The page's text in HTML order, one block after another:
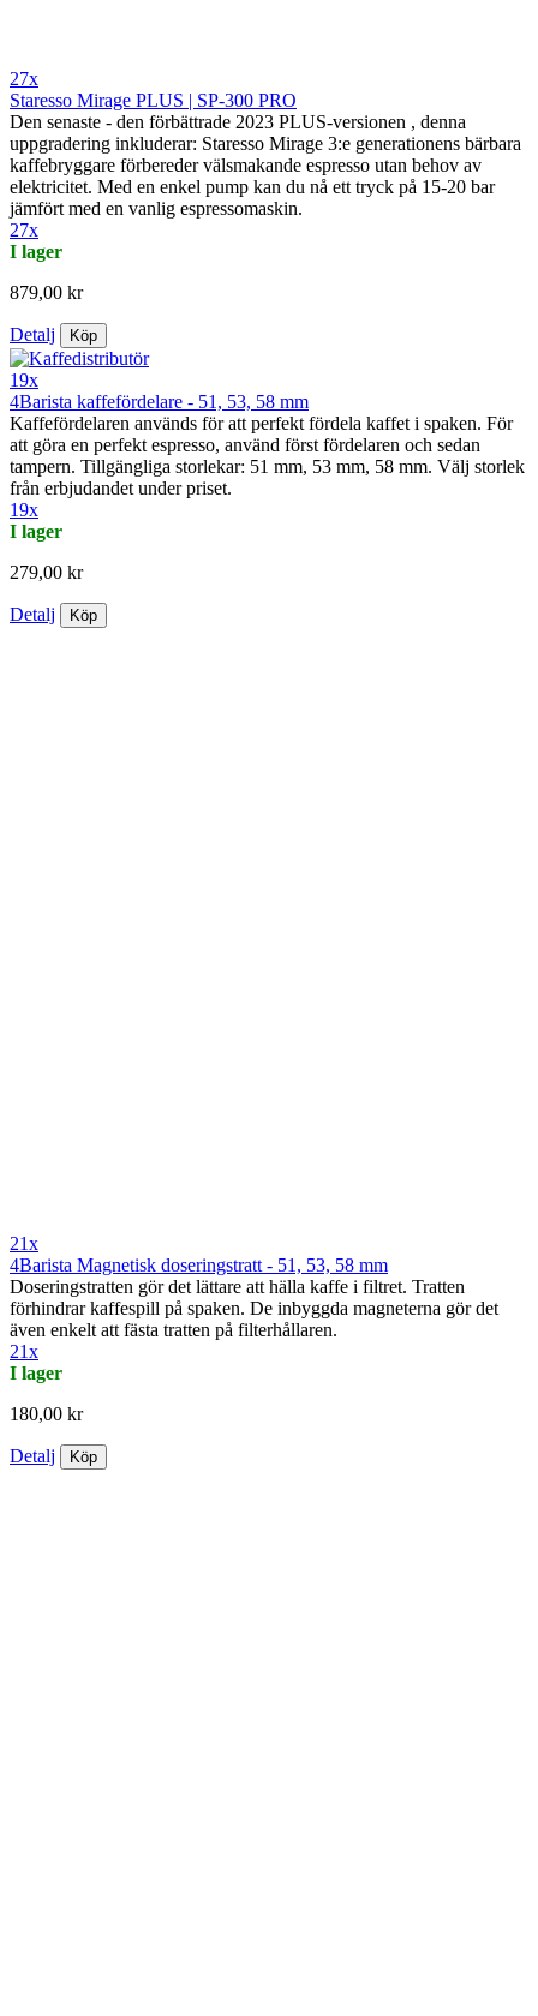
27x
Staresso Mirage PLUS | SP-300 PRO
Den senaste - den förbättrade 2023 PLUS-versionen , denna
uppgradering inkluderar: Staresso Mirage 3:e generationens bärbara
kaffebryggare förbereder välsmakande espresso utan behov av
elektricitet. Med en enkel pump kan du nå ett tryck på 15-20 bar
jämfört med en vanlig espressomaskin.
27x
I lager
879,00 kr
Detalj Köp
19x
4Barista kaffefördelare - 51, 53, 58 mm
Kaffefördelaren används för att perfekt fördela kaffet i spaken. För
att göra en perfekt espresso, använd först fördelaren och sedan
tampern. Tillgängliga storlekar: 51 mm, 53 mm, 58 mm. Välj storlek
från erbjudandet under priset.
19x
I lager
279,00 kr
Detalj Köp
21x
4Barista Magnetisk doseringstratt - 51, 53, 58 mm
Doseringstratten gör det lättare att hälla kaffe i filtret. Tratten
förhindrar kaffespill på spaken. De inbyggda magneterna gör det
även enkelt att fästa tratten på filterhållaren.
21x
I lager
180,00 kr
Detalj Köp